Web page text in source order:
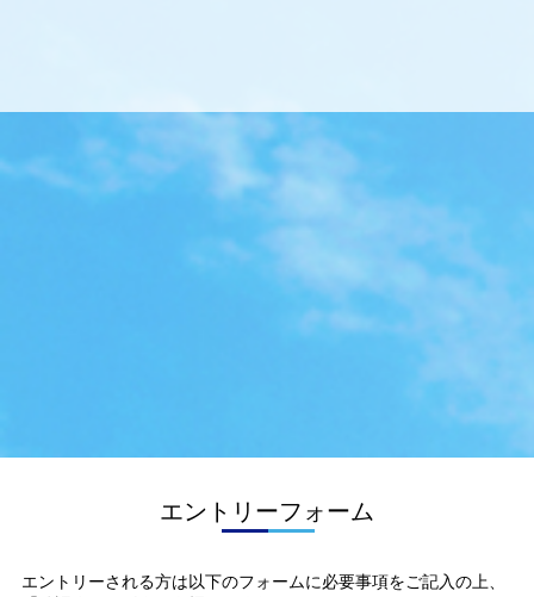
エントリーフォーム
エントリーされる方は以下のフォームに必要事項をご記入の上、